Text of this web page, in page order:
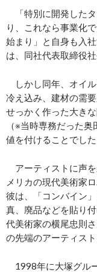
「特別に開発した
り、これなら事業化
始まり」と自身も入
は、同社代表取締役
しかし同年、オイ
冷え込み、建材の需
せっかく作った大き
（※当時専務だった
値を付けることでした
アーティストに声
メリカの現代美術家
彼は、「コンバイン
真、廃品などを貼り
代美術家の横尾忠則
の先端のアーティス
1998年に大塚グル